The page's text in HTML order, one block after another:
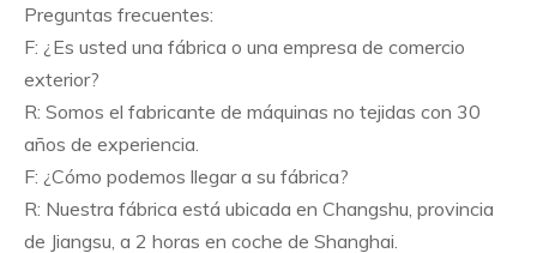
Preguntas frecuentes:
F: ¿Es usted una fábrica o una empresa de comercio
exterior?
R: Somos el fabricante de máquinas no tejidas con 30
años de experiencia.
F: ¿Cómo podemos llegar a su fábrica?
R: Nuestra fábrica está ubicada en Changshu, provincia
de Jiangsu, a 2 horas en coche de Shanghai.